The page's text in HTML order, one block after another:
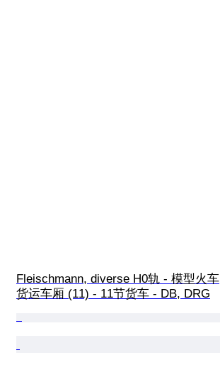
Fleischmann, diverse H0轨 - 模型火车
货运车厢 (11) - 11节货车 - DB, DRG